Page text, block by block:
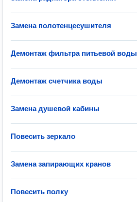
Замена полотенцесушителя
Демонтаж фильтра питьевой воды
Демонтаж счетчика воды
Замена душевой кабины
Повесить зеркало
Замена запирающих кранов
Повесить полку